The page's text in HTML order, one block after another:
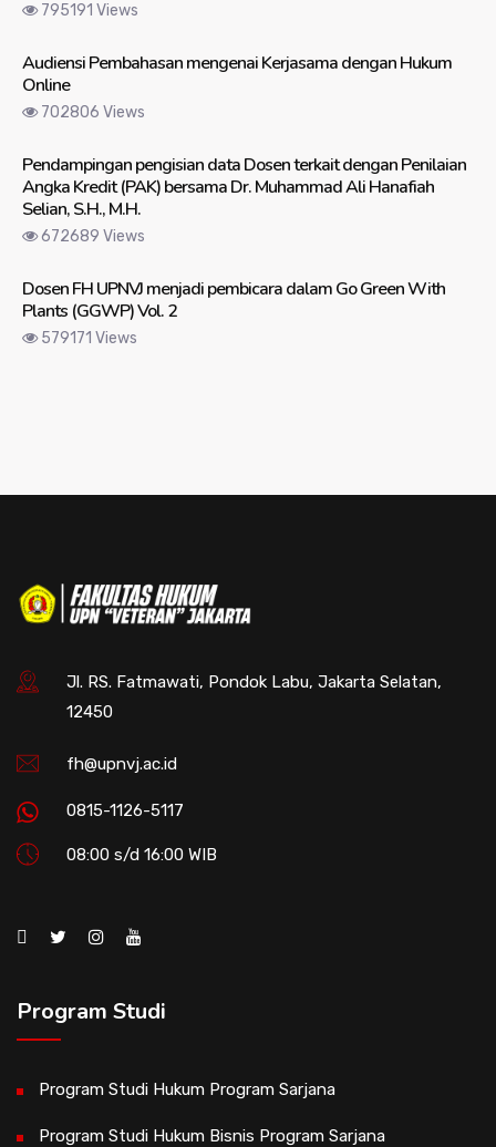
795191 Views
Audiensi Pembahasan mengenai Kerjasama dengan Hukum
Online
702806 Views
Pendampingan pengisian data Dosen terkait dengan Penilaian
Angka Kredit (PAK) bersama Dr. Muhammad Ali Hanafiah
Selian, S.H., M.H.
672689 Views
Dosen FH UPNVJ menjadi pembicara dalam Go Green With
Plants (GGWP) Vol. 2
579171 Views
Jl. RS. Fatmawati, Pondok Labu, Jakarta Selatan,
12450
fh@upnvj.ac.id
0815-1126-5117
08:00 s/d 16:00 WIB
Program Studi
Program Studi Hukum Program Sarjana
Program Studi Hukum Bisnis Program Sarjana